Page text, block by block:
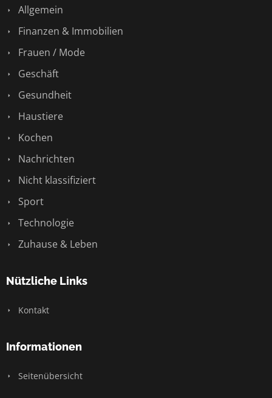
Allgemein
Finanzen & Immobilien
Frauen / Mode
Geschäft
Gesundheit
Haustiere
Kochen
Nachrichten
Nicht klassifiziert
Sport
Technologie
Zuhause & Leben
Nützliche Links
Kontakt
Informationen
Seitenübersicht